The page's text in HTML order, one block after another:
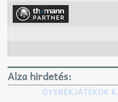
Alza hirdetés:
GYEREKJÁTÉKOK